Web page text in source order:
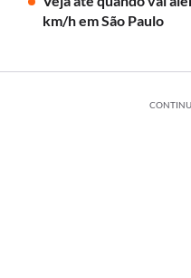
km/h em São Paulo